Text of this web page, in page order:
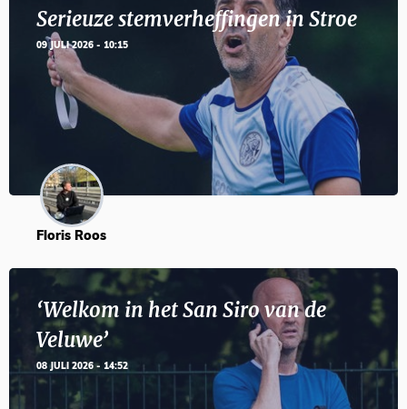
Serieuze stemverheffingen in Stroe
09 JULI 2026 - 10:15
Floris Roos
‘Welkom in het San Siro van de
Veluwe’
08 JULI 2026 - 14:52